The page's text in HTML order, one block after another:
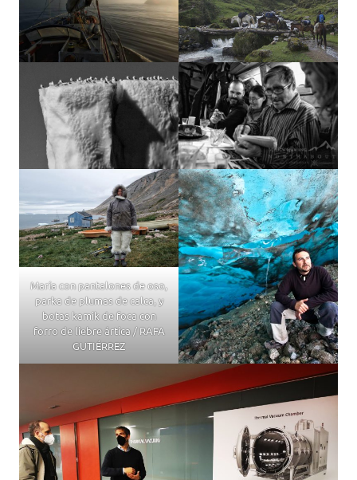
María con pantalones de oso,
parka de plumas de calca, y
botas kamik de foca con
forro de liebre ártica / RAFA
GUTIÉRREZ